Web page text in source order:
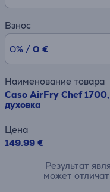
Взнос
0% / 0 €
Наименование товара
Caso AirFry Chef
духовка
Цена
149.99 €
Результат
может